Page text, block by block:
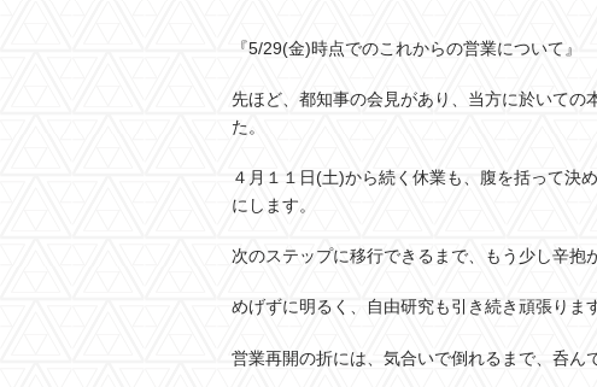
『5/29(金)時点でのこれからの営業について』
先ほど、都知事の会見があり、当方に於いての
た。
４月１１日(土)から続く休業も、腹を括って決
にします。
次のステップに移行できるまで、もう少し辛抱
めげずに明るく、自由研究も引き続き頑張ります
営業再開の折には、気合いで倒れるまで、呑ん